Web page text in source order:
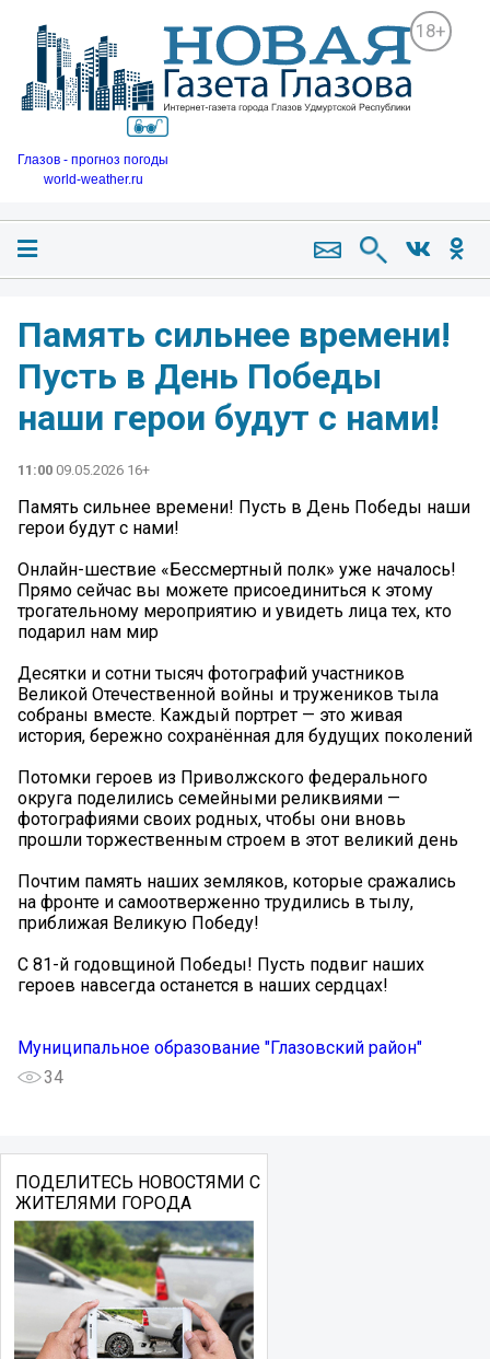
18+
Глазов - прогноз погоды
world-weather.ru
Память сильнее времени!
Пусть в День Победы
наши герои будут с нами!
11:00 09.05.2026 16+
Память сильнее времени! Пусть в День Победы наши
герои будут с нами!
Онлайн-шествие «Бессмертный полк» уже началось!
Прямо сейчас вы можете присоединиться к этому
трогательному мероприятию и увидеть лица тех, кто
подарил нам мир
Десятки и сотни тысяч фотографий участников
Великой Отечественной войны и тружеников тыла
собраны вместе. Каждый портрет — это живая
история, бережно сохранённая для будущих поколений
Потомки героев из Приволжского федерального
округа поделились семейными реликвиями —
фотографиями своих родных, чтобы они вновь
прошли торжественным строем в этот великий день
Почтим память наших земляков, которые сражались
на фронте и самоотверженно трудились в тылу,
приближая Великую Победу!
С 81-й годовщиной Победы! Пусть подвиг наших
героев навсегда останется в наших сердцах!
Муниципальное образование "Глазовский район"
34
ПОДЕЛИТЕСЬ НОВОСТЯМИ С
ЖИТЕЛЯМИ ГОРОДА